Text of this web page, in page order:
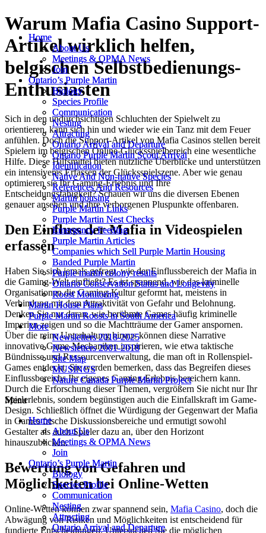
Home
About Us
Meetings & OPMA News
Join
Ontario’s Purple Martin
Biology
Species Profile
Communication
Nesting
Attracting
Ontario Arrival and Departure
Ontario Purple Martin Scout Arrival
Identification
Native And Non-native Species
References And Resources
Martin housing
Purple Martin Links
Purple Martin Nest Checks
Emergency Feeding
Purple Martin Articles
Companies which Sell Purple Martin Housing
Banded Purple Martin
Purple martin colony results
Ontario Conservation Status and Longevity
Roost Monitoring
Martin House Plans
Purple Martin Roosts in South America
More
Newsletters 2018-2025
Newsletters 2001-2018
Site Map
MUSINGS
Nature Canada Purple Martin Project
Menu
Home
About Us
Meetings & OPMA News
Join
Ontario’s Purple Martin
Biology
Species Profile
Communication
Nesting
Attracting
Ontario Arrival and Departure
Home
About Us
Meetings & OPMA News
Join
Ontario’s Purple Martin
Biology
Species Profile
Communication
Nesting
Attracting
Ontario Arrival and Departure
Ontario Purple Martin Scout Arrival
Identification
Native And Non-native Species
References And Resources
Martin housing
Purple Martin Links
Purple Martin Nest Checks
Emergency Feeding
Purple Martin Articles
Companies which Sell Purple Martin Housing
Banded Purple Martin
Purple martin colony results
Ontario Conservation Status and Longevity
Roost Monitoring
Martin House Plans
Purple Martin Roosts in South America
More
Newsletters 2018-2025
Newsletters 2001-2018
Site Map
MUSINGS
Nature Canada Purple Martin Project
Menu
Home
About Us
Meetings & OPMA News
Join
Ontario’s Purple Martin
Biology
Species Profile
Communication
Nesting
Attracting
Ontario Arrival and Departure
Warum Mafia Casino Support-
Artikel wirklich helfen,
belgischen Selbstbedienungs-
Enthusiasten
Sich in den undurchsichtigen Schluchten der Spielwelt zu
orientieren, kann sich hin und wieder wie ein Tanz mit dem Feuer
anfühlen. Doch die Support-Artikel von Mafia Casinos stellen bereit
Spielern im belgischen Online-Glücksspielbereich eine wesentliche
Hilfe. Diese Hilfsmittel bieten nützliche Überblicke und unterstützen
ein intensiveres Erfassen der Glücksspielszene. Aber wie genau
optimieren sie Ihr Gaming-Erlebnis und Ihre
Entscheidungsfähigkeit? Schauen wir uns die diversen Ebenen
genauer ansehen und ihre verborgenen Pluspunkte offenbaren.
Den Einfluss der Mafia in Videospielen
erfassen
Haben Sie sich jemals gefragt, wie der Einflussbereich der Mafia in
die Gaming-Welt einfließt? Es ist spannend, wie das kriminelle
Organisationen die Gaming-Kultur geformt hat, meistens in
Verbindung mit dem Attraktivität von Gefahr und Belohnung.
Denken Sie nur daran, wie berühmte Games häufig kriminelle
Imperien zeigen und so die Machtträume der Gamer anspornen.
Über die reine Unterhaltung hinaus können diese Narrative
innovative Game-Mechaniken inspirieren, wie etwa taktische
Bündnisse und Ressourcenverwaltung, die man oft in Rollenspiel-
Games entdeckt. Sie werden bemerken, dass das Begreifen dieses
Einflussbereichs Ihr eigenes Gaming-Erlebnis bereichern kann.
Durch die Erforschung dieser Themen, vergrößern Sie nicht nur Ihr
Spielerlebnis, sondern begünstigen auch die Einfallskraft im Game-
Design. Schließlich öffnet die Würdigung der Gegenwart der Mafia
in Games frische Diskussionsbereiche und ermutigt sowohl
Gestalter als auch Spieler dazu an, über den Horizont
hinauszublicken.
Bewertung von Gefahren und
Möglichkeiten bei Online-Wetten
Online-Wetten können zwar spannend sein, Mafia Casino, doch die
Abwägung von Risiken und Möglichkeiten ist entscheidend für
fundierte Entscheidungen. Untersuchen Sie die möglichen